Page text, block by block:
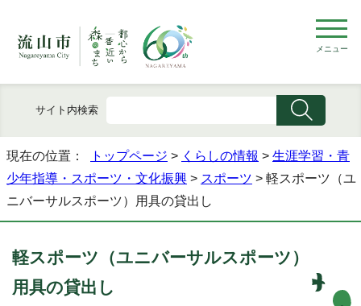
メニュー
サイト内検索
現在の位置： トップページ > くらしの情報 > 生涯学習・青
少年指導・スポーツ・文化振興 > スポーツ > 軽スポーツ（ユ
ニバーサルスポーツ）用具の貸出し
軽スポーツ（ユニバーサルスポーツ）
用具の貸出し